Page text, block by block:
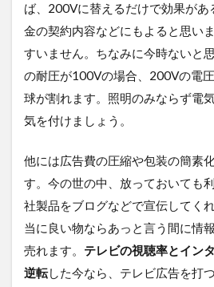
ば、200Vに替えるだけで効果があ
金の契約内容などにもよると思い
すいません。ちなみに今時ないと
の耐圧が100Vの場合、200Vの電
球が割れます。照明のみならず電
気を付けましょう。
他には広告費の圧縮や包装の簡素
す。今の世の中、放っておいても
社製品をブログなどで宣伝してく
当に良い物ならあっと言う間に情
売れます。 テレビの視聴率とイン
逆転した今なら、テレビ広告を打